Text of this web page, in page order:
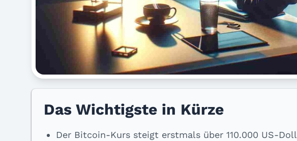
Das Wichtigste in Kürze
Der Bitcoin-Kurs steigt erstmals über 110.000 US-